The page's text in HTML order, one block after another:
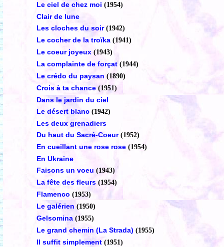
Le ciel de chez moi (1954)
Clair de lune
Les cloches du soir (1942)
Le cocher de la troïka (1941)
Le coeur joyeux (1943)
La complainte de forçat (1944)
Le crédo du paysan (1890)
Crois à ta chance (1951)
Dans le jardin du ciel
Le désert blanc (1942)
Les deux grenadiers
Du haut du Sacré-Coeur (1952)
En cueillant une rose rose (1954)
En Ukraine
Faisons un voeu (1943)
La fête des fleurs (1954)
Flamenco (1953)
Le galérien (1950)
Gelsomina (1955)
Le grand chemin (La Strada) (1955)
Il suffit simplement (1951)